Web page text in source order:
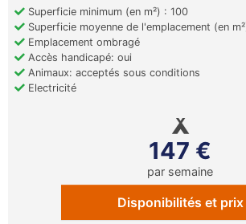
Superficie minimum (en m²) : 100
Superficie moyenne de l'emplacement (en
Emplacement ombragé
Accès handicapé: oui
Animaux: acceptés sous conditions
Electricité
147 €
par semaine
Disponibilités et prix